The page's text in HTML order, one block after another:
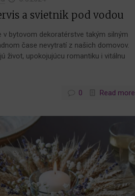
a svietnik pod vodou
v bytovom dekoratérstve takým silným
čase nevytratí z našich domovov.
život, upokojujúcu romantiku i vitálnu
0 Read more